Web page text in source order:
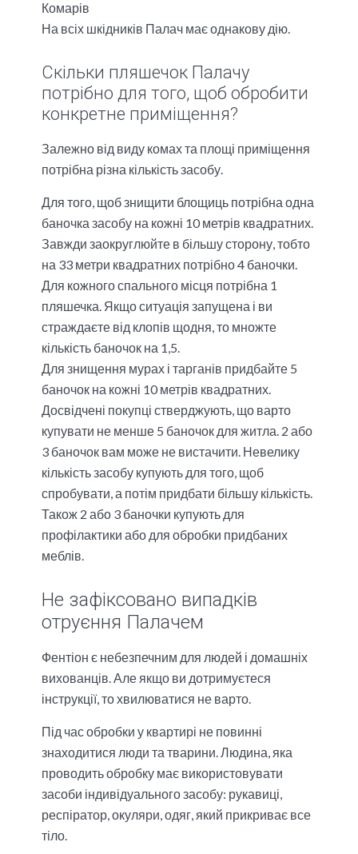
Комарів
На всіх шкідників Палач має однакову дію.
Скільки пляшечок Палачу
потрібно для того, щоб обробити
конкретне приміщення?
Залежно від виду комах та площі приміщення
потрібна різна кількість засобу.
Для того, щоб знищити блощиць потрібна одна
баночка засобу на кожні 10 метрів квадратних.
Завжди заокруглюйте в більшу сторону, тобто
на 33 метри квадратних потрібно 4 баночки.
Для кожного спального місця потрібна 1
пляшечка. Якщо ситуація запущена і ви
страждаєте від клопів щодня, то множте
кількість баночок на 1,5.
Для знищення мурах і тарганів придбайте 5
баночок на кожні 10 метрів квадратних.
Досвідчені покупці стверджують, що варто
купувати не менше 5 баночок для житла. 2 або
3 баночок вам може не вистачити. Невелику
кількість засобу купують для того, щоб
спробувати, а потім придбати більшу кількість.
Також 2 або 3 баночки купують для
профілактики або для обробки придбаних
меблів.
Не зафіксовано випадків
отруєння Палачем
Фентіон є небезпечним для людей і домашніх
вихованців. Але якщо ви дотримуєтеся
інструкції, то хвилюватися не варто.
Під час обробки у квартирі не повинні
знаходитися люди та тварини. Людина, яка
проводить обробку має використовувати
засоби індивідуального засобу: рукавиці,
респіратор, окуляри, одяг, який прикриває все
тіло.